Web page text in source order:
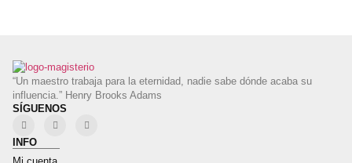
“Un maestro trabaja para la eternidad, nadie sabe dónde acaba su
influencia.” Henry Brooks Adams
SÍGUENOS
INFO